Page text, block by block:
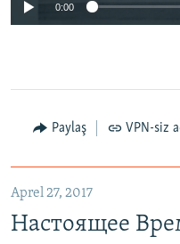
0:00
Paylaş VPN-siz
Aprel 27, 2017
Настоящее